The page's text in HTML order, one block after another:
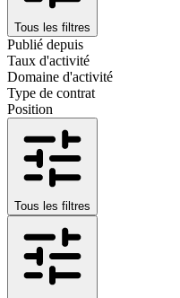
Tous les filtres
Publié depuis
Taux d'activité
Domaine d'activité
Type de contrat
Position
Tous les filtres